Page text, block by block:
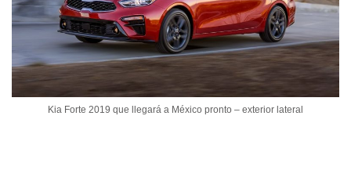
Kia Forte 2019 que llegará a México pronto – exterior lateral